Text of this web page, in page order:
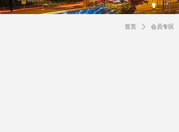
首页 ꄲ 会员专区